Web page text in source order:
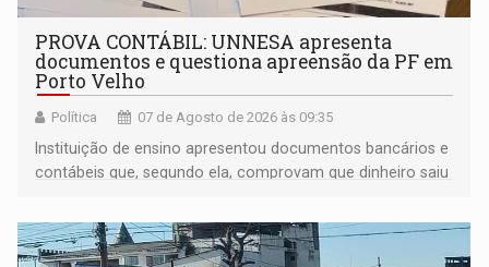
PROVA CONTÁBIL: UNNESA apresenta
documentos e questiona apreensão da PF em
Porto Velho
Política 07 de Agosto de 2026 às 09:35
Instituição de ensino apresentou documentos bancários e
contábeis que, segundo ela, comprovam que dinheiro saiu
apreendido quando já estava dentro da sede da entidade
— em pleno ano eleitoral em Rondônia